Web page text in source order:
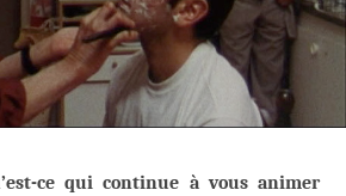
ce qui continue à vous animer